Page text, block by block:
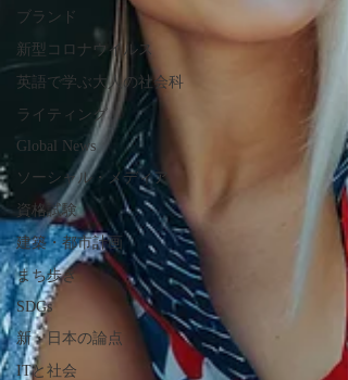
ブランド
新型コロナウイルス
英語で学ぶ大人の社会科
ライティング
Global News
ソーシャル・メディア
資格試験
建築・都市計画
まち歩き
SDGs
新・日本の論点
ITと社会